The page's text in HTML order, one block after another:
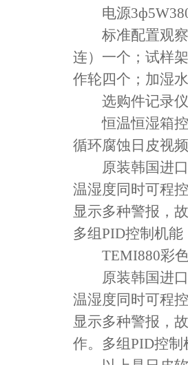
电源
标准配置观察
连）一个；试
作轮四个；加湿水
选购件记录仪
恒温恒湿箱控
循环腐蚀日皮视
原装韩国进口
温湿度同时可程控,
显示多种警报，
多组PID控制机能
TEMI880彩色触
原装韩国进口
温湿度同时可程控,
显示多种警报，
作。多组PID控